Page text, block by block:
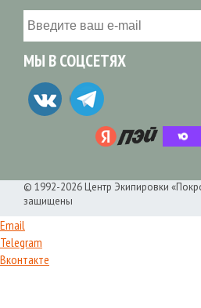
МЫ В СОЦСЕТЯХ
© 1992-2026 Центр Экипировки
защищены
Email
Telegram
Вконтакте